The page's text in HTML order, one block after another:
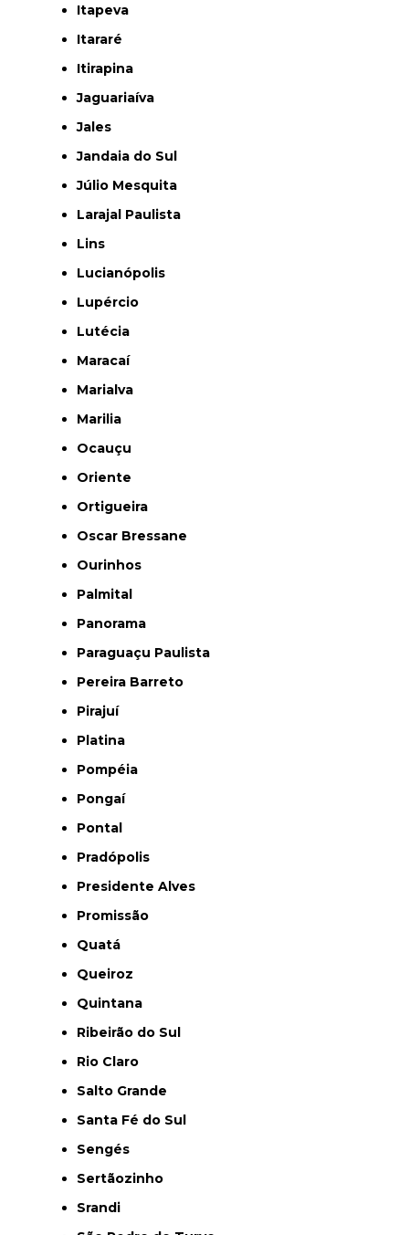
Itapeva
Itararé
Itirapina
Jaguariaíva
Jales
Jandaia do Sul
Júlio Mesquita
Larajal Paulista
Lins
Lucianópolis
Lupércio
Lutécia
Maracaí
Marialva
Marilia
Ocauçu
Oriente
Ortigueira
Oscar Bressane
Ourinhos
Palmital
Panorama
Paraguaçu Paulista
Pereira Barreto
Pirajuí
Platina
Pompéia
Pongaí
Pontal
Pradópolis
Presidente Alves
Promissão
Quatá
Queiroz
Quintana
Ribeirão do Sul
Rio Claro
Salto Grande
Santa Fé do Sul
Sengés
Sertãozinho
Srandi